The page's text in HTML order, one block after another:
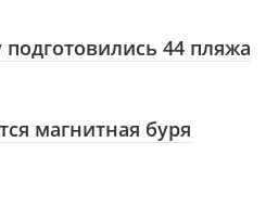
44 пляжа
магнитная буря